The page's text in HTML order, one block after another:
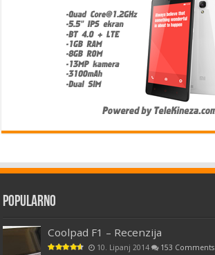
Popularno
Coolpad F1 – Recenzija
10. Lipanj 2014 153 Comments